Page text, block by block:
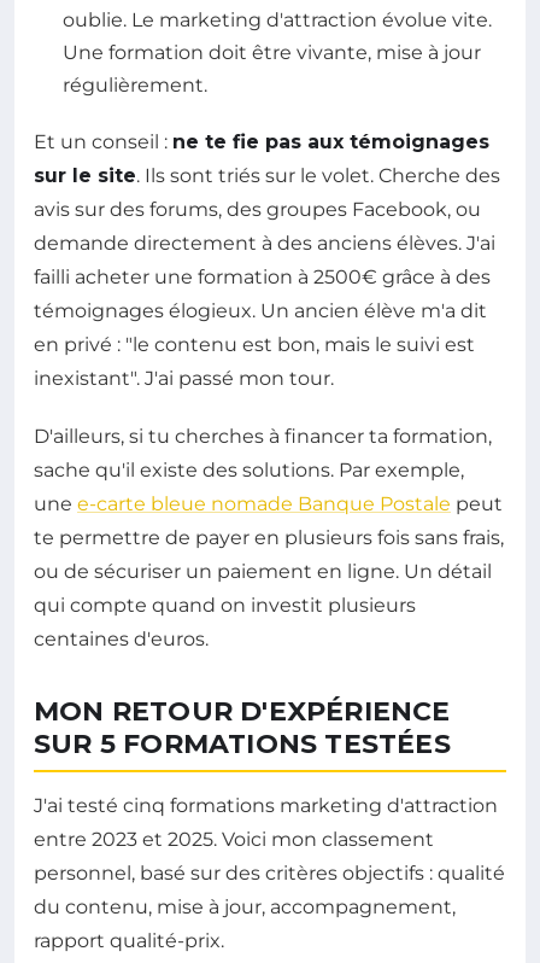
oublie. Le marketing d'attraction évolue vite.
Une formation doit être vivante, mise à jour
régulièrement.
Et un conseil : ne te fie pas aux témoignages
sur le site. Ils sont triés sur le volet. Cherche des
avis sur des forums, des groupes Facebook, ou
demande directement à des anciens élèves. J'ai
failli acheter une formation à 2500€ grâce à des
témoignages élogieux. Un ancien élève m'a dit
en privé : "le contenu est bon, mais le suivi est
inexistant". J'ai passé mon tour.
D'ailleurs, si tu cherches à financer ta formation,
sache qu'il existe des solutions. Par exemple,
une e-carte bleue nomade Banque Postale peut
te permettre de payer en plusieurs fois sans frais,
ou de sécuriser un paiement en ligne. Un détail
qui compte quand on investit plusieurs
centaines d'euros.
MON RETOUR D'EXPÉRIENCE
SUR 5 FORMATIONS TESTÉES
J'ai testé cinq formations marketing d'attraction
entre 2023 et 2025. Voici mon classement
personnel, basé sur des critères objectifs : qualité
du contenu, mise à jour, accompagnement,
rapport qualité-prix.